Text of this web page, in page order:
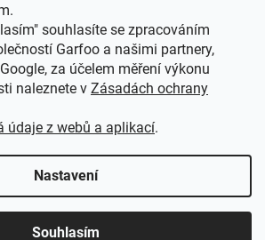
souhlasíte se zpracováním
Garfoo a našimi partnery,
za účelem měření výkonu
naleznete v Zásadách ochrany
údaje z webů a aplikací.
Nastavení
Souhlasím
práva vyhrazena.